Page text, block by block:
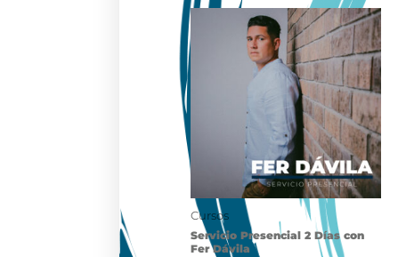
Cursos
Servicio Presencial 2 Días con
Fer Dávila